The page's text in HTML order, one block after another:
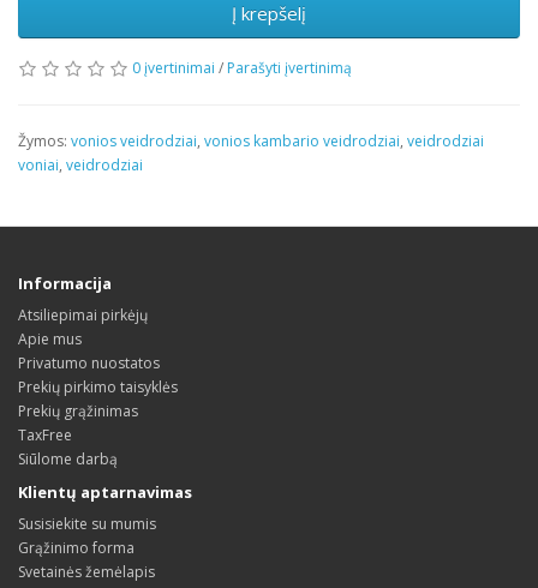
Į krepšelį
0 įvertinimai / Parašyti įvertinimą
Žymos: vonios veidrodziai, vonios kambario veidrodziai, veidrodziai
voniai, veidrodziai
Informacija
Atsiliepimai pirkėjų
Apie mus
Privatumo nuostatos
Prekių pirkimo taisyklės
Prekių grąžinimas
TaxFree
Siūlome darbą
Klientų aptarnavimas
Susisiekite su mumis
Grąžinimo forma
Svetainės žemėlapis